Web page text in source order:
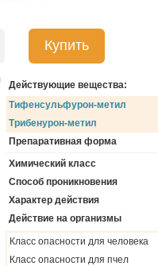
Купить
Действующие вещества:
Тифенсульфурон-метил
Трибенурон-метил
Препаративная форма
Химический класс
Способ проникновения
Характер действия
Действие на организмы
Класс опасности для человека
Класс опасности для пчел